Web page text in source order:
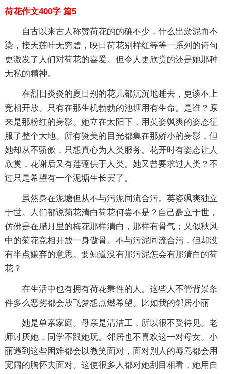
荷花作文400字 篇5
自古以来古人称赞荷花的的确不少，什么出淤泥而不
染，接天莲叶无穷碧，映日荷花别样红等等一系列的诗句
更激发了人们对荷花的喜爱。但令人更欣赏的还是她那种
无私的精神。
在烈日炎炎的夏日别的花儿都沉沉地睡去，更谈不上
竞相开放。只有在那生机勃勃的池塘用有生命。是谁？原
来是那粉红的身影。她立在太阳下，用英姿飒爽的姿态征
服了整个大地。所有赞美的目光都集在那娇小的身影，但
她却从不骄傲，只想真心为人类服务。花开时有姿态让人
欣赏，花谢后又有莲蓬供于人类。她又曾要求过人类？不
过只是希望有一个泥塘生长罢了。
虽然身在泥塘但从不与污泥同流合污。英姿飒爽独立
于世。人们都说菊花清白荷花何尝不是？自己矗立于世，
仿佛是在腊月里的梅花那样清白，那样有骨气；又似秋风
中的菊花竞相开放一身傲骨。不与污泥同流合污，但却没
有半点嫌弃的意思。要知道没有那污泥怎会有那清白的荷
花？
在生活中也有拥有荷花秉性的人。这些人不管背景条
件多么恶劣都会放飞梦想点燃希望。比如我的邻居小丽
她是单亲家庭。母亲是清洁工，所以很不受待见。老
师讨厌她，同学不跟她玩。邻居也不喜欢这一对母女。小
丽遇到这些困难都会以微笑面对，面对别人的辱骂都会用
宽阔的胸怀去面对。这使很多人都对她刮目相看，她用自